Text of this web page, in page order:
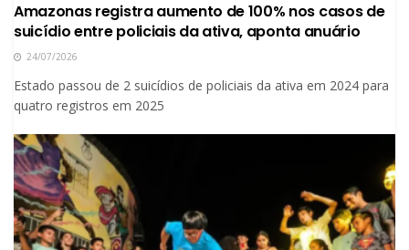
Amazonas registra aumento de 100% nos casos de
suicídio entre policiais da ativa, aponta anuário
24/07/2026
Estado passou de 2 suicídios de policiais da ativa em 2024 para
quatro registros em 2025